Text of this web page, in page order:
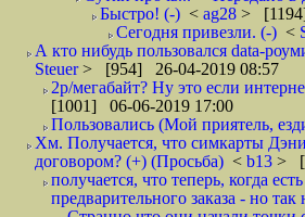
Быстро! (-) < ag28 >
Сегодня привезли. (-) <
А кто нибудь пользовался data-
Steuer> [954] 26-04-2019 08:57
2р/мегабайт? Ну это если
[1001] 06-06-2019 17:00
Пользовались (Мой приятель,
Хм. Получается, что симкарты Дэни
договором? (+) (Просьба) < b13 >
получается, что теперь, когда
предварительного заказа - но